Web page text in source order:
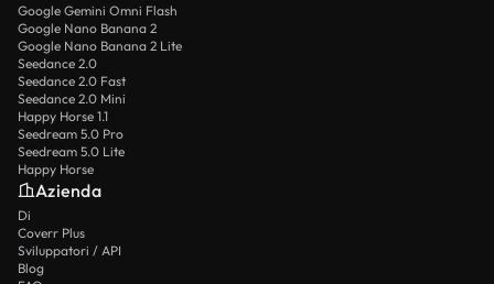
Google Gemini Omni Flash
Google Nano Banana 2
Google Nano Banana 2 Lite
Seedance 2.0
Seedance 2.0 Fast
Seedance 2.0 Mini
Happy Horse 1.1
Seedream 5.0 Pro
Seedream 5.0 Lite
Happy Horse
Azienda
Di
Coverr Plus
Sviluppatori / API
Blog